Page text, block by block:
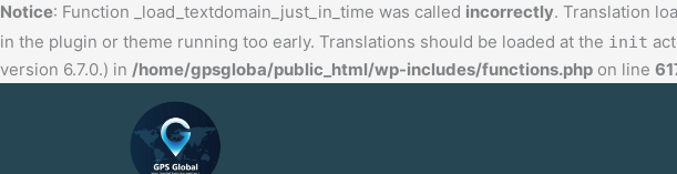
Notice: Function _load_textdomain_just_in_time was called incorrectly. Translation
in the plugin or theme running too early. Translations should be loaded at the init
version 6.7.0.) in /home/gpsgloba/public_html/wp-includes/functions.php on line